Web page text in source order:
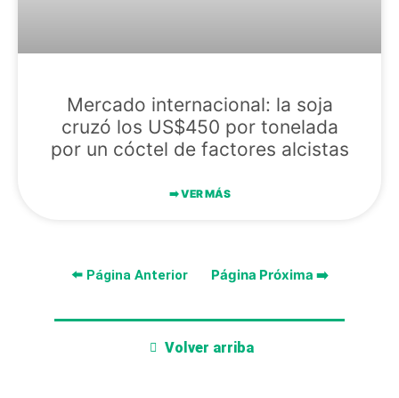
Mercado internacional: la soja
cruzó los US$450 por tonelada
por un cóctel de factores alcistas
➡️​ VER MÁS
⬅️ Página Anterior Página Próxima ➡️​
Volver arriba